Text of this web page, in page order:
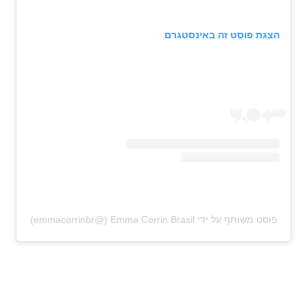
הצגת פוסט זה באינסטגרם
פוסט משותף על ידי ‏‎Emma Corrin Brasil‎‏ (@‏‎emmacorrinbr‎‏)